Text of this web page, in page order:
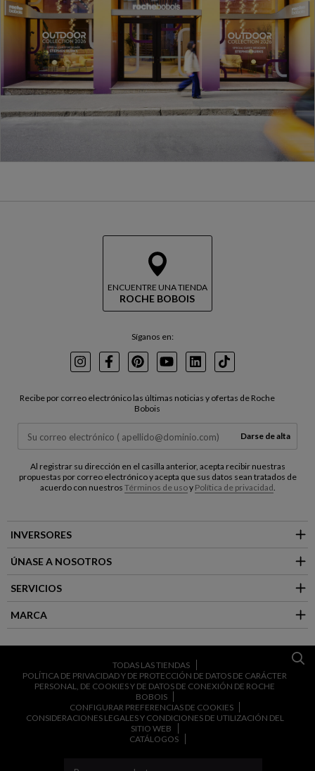
ENCUENTRE UNA TIENDA
ROCHE BOBOIS
Síganos en:
InstagramFacebookPinterest
YoutubeLinkedInTikTok
Recibe por correo electrónico las últimas noticias y ofertas de Roche
Bobois
Darse de alta
Al registrar su dirección en el casilla anterior, acepta recibir nuestras
propuestas por correo electrónico y acepta que sus datos sean tratados de
acuerdo con nuestros Términos de usoy Política de privacidad
INVERSORES
ÚNASE A NOSOTROS
SERVICIOS
MARCA
TODAS LAS TIENDAS
POLÍTICA DE PRIVACIDAD Y DE PROTECCIÓN DE DATOS DE CARÁCTER
PERSONAL, DE COOKIES Y DE DATOS DE CONEXIÓN DE ROCHE
BOBOIS
CONFIGURAR PREFERENCIAS DE COOKIES
CONSIDERACIONES LEGALES Y CONDICIONES DE UTILIZACIÓN DEL
SITIO WEB
CATÁLOGOS